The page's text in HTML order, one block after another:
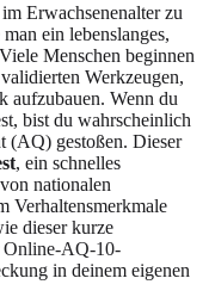
Erwachsenenalter zu
ein lebenslanges,
Menschen beginnen
Werkzeugen,
aufzubauen. Wenn du
bist du wahrscheinlich
(AQ) gestoßen. Dieser
, ein schnelles
nationalen
Verhaltensmerkmale
dieser kurze
Online-AQ-10-
in deinem eigenen